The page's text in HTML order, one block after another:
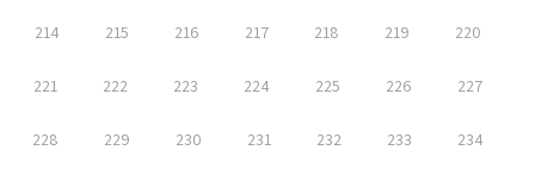
214 215 216 217 218 219 220
221 222 223 224 225 226 227
228 229 230 231 232 233 234